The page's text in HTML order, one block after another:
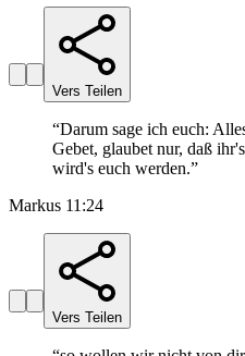
Vers Teilen
“Darum sage ich euch:
Gebet, glaubet nur, daß
wird's euch werden.”
Markus 11:24
Vers Teilen